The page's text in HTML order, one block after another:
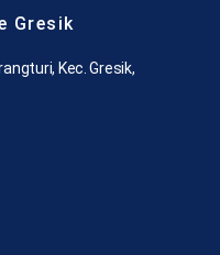
Gresik
Kec. Gresik,